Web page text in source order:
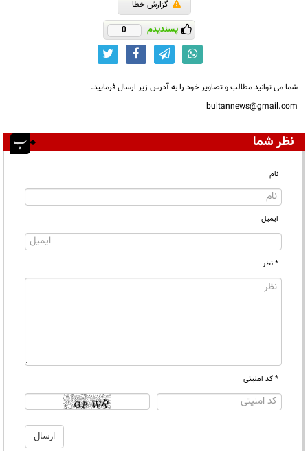
گزارش خطا
پسندیدم 0
شما می توانید مطالب و تصاویر خود را به آدرس زیر ارسال فرمایید.
bultannews@gmail.com
نظر شما
نام
ایمیل
* نظر
* کد امنیتی